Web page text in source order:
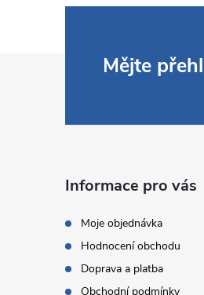
Mějte
Informace pro vás
Moje objednávka
Hodnocení obchodu
Doprava a platba
Obchodní podmínky